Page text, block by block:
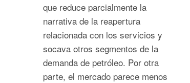
que reduce parcialmente la
narrativa de la reapertura
relacionada con los servicios y
socava otros segmentos de la
demanda de petróleo. Por otra
parte, el mercado parece menos